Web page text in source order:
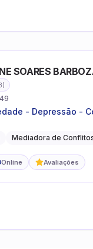
SOARES
)
- Depressão -
-
Mediadora de
Online Avaliações